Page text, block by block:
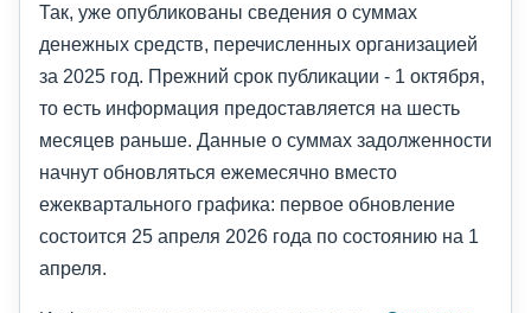
Так, уже опубликованы сведения о суммах
денежных средств, перечисленных организацией
за 2025 год. Прежний срок публикации - 1 октября,
то есть информация предоставляется на шесть
месяцев раньше. Данные о суммах задолженности
начнут обновляться ежемесячно вместо
ежеквартального графика: первое обновление
состоится 25 апреля 2026 года по состоянию на 1
апреля.